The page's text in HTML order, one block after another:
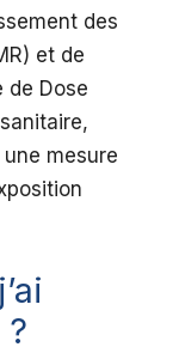
des
et de
de Dose
mesure